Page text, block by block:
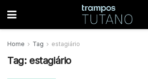
Home Tag estagiário
Tag: estagiário